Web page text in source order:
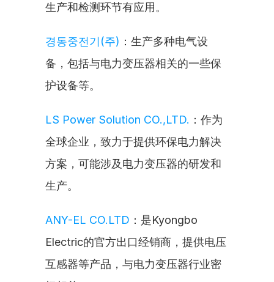
生产和检测环节有应用。
경동중전기(주) ：生产多种电气设
备，包括与电力变压器相关的一些保
护设备等。
LS Power Solution CO.,LTD. ：作为
全球企业，致力于提供环保电力解决
方案，可能涉及电力变压器的研发和
生产。
ANY-EL CO.LTD ：是Kyongbo
Electric的官方出口经销商，提供电压
互感器等产品，与电力变压器行业密